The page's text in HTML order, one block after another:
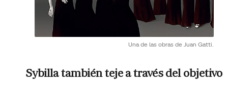
Una de las obras de Juan Gatti.
Sybilla también teje a través del objetivo